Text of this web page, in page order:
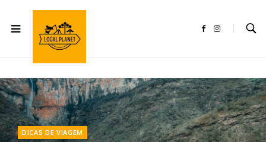
F
k
I
a
m
DICAS DE VIAGEM